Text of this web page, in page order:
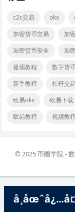
c2c交易 okx
加密货币交易
加
加密货币安全
加
提现教程
数字货
新手教程
杠杆交易
欧易okx
欧易下载
欧易教程
视频教程
© 2025币圈学院 -